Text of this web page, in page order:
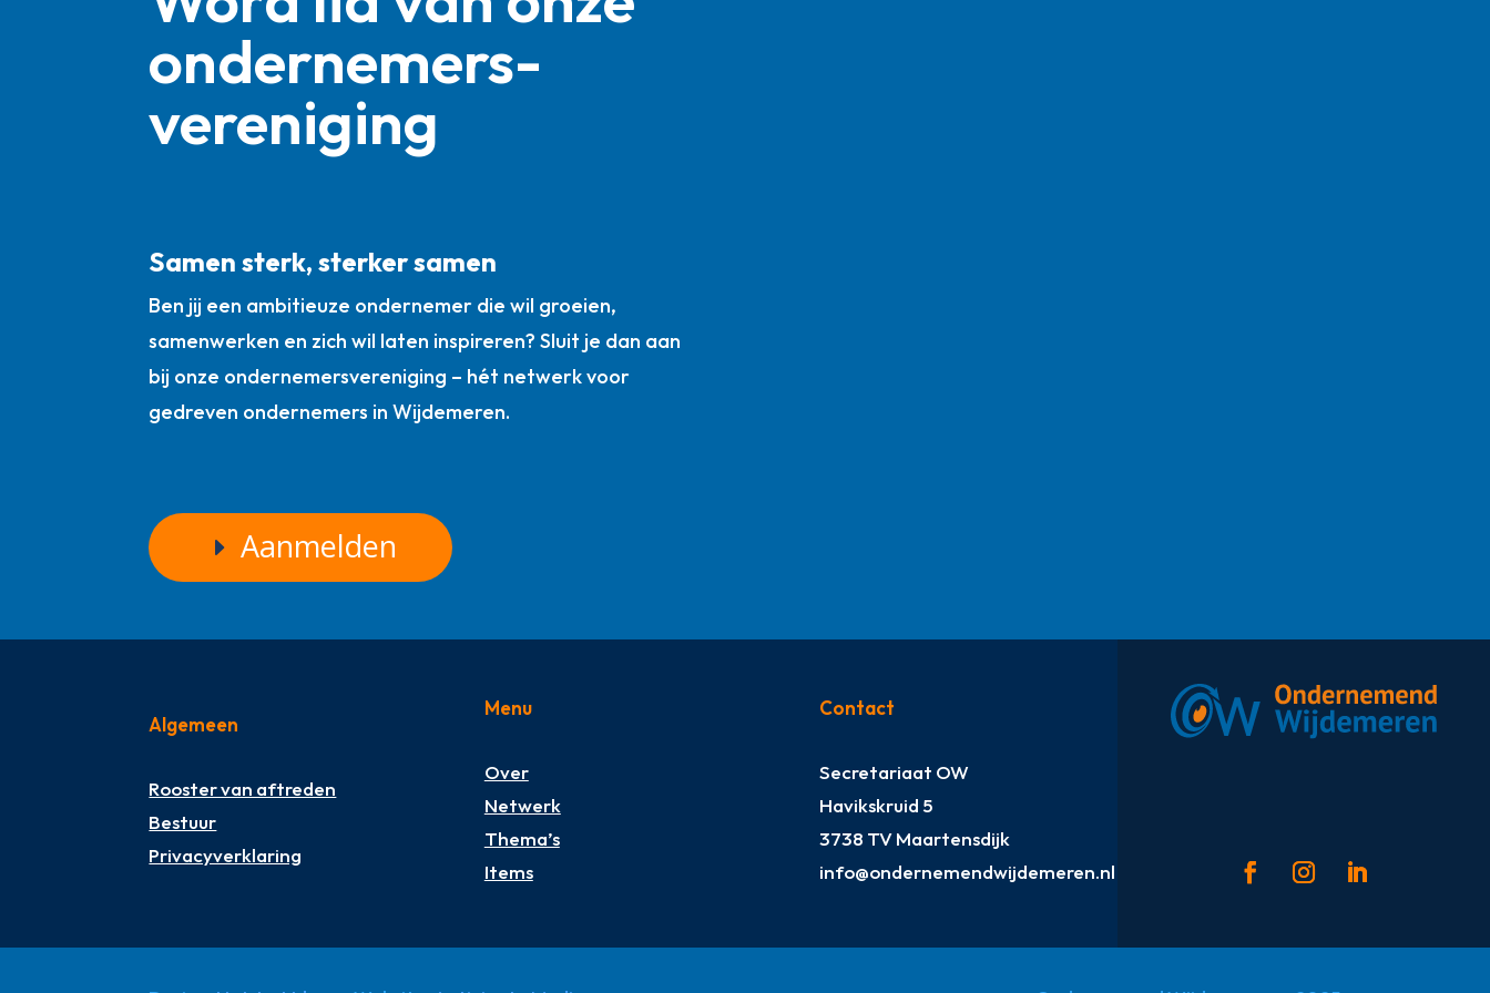
ondernemers­
vereniging
Samen sterk, sterker samen
Ben jij een ambitieuze ondernemer die wil groeien,
samenwerken en zich wil laten inspireren? Sluit je dan aan
bij onze ondernemersvereniging – hét netwerk voor
gedreven ondernemers in Wijdemeren.
Aanmelden
Algemeen
Rooster van aftreden
Bestuur
Privacyverklaring
Menu
Over
Netwerk
Thema’s
Items
Contact
Secretariaat OW
Havikskruid 5
3738 TV Maartensdijk
info@ondernemendwijdemeren.nl